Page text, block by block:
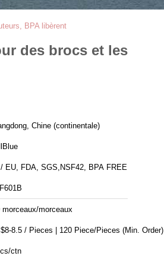
BPA libèrent
des brocs et les
Chine (continentale)
EU, FDA, SGS,NSF42, BPA FREE
morceaux/morceaux
US $8-8.5 / Pieces | 120 Piece/Pieces (Min. Order)
ctn